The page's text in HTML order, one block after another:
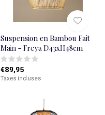
Suspension en Bambou Fait
Main - Freya D43xH48cm
€89,95
Taxes incluses